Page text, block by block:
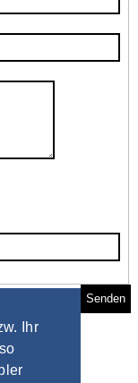
Ihr
Senden